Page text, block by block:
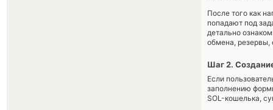
После того как
попадают под
детально
обмена, резервы,
Шаг 2.
Если
заполнению
SOL-кошелька,